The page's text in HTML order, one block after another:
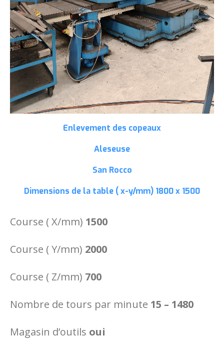
Enlevement des copeaux
Aleseuse
San Rocco
Dimensions de la table ( x-y/mm) 1800 x 1500
Course ( X/mm) 1500
Course ( Y/mm) 2000
Course ( Z/mm) 700
Nombre de tours par minute 15 – 1480
Magasin d’outils oui